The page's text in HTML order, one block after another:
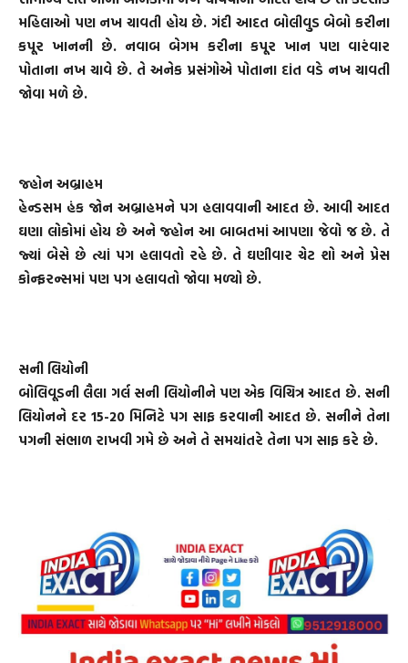
મહિલાઓ પણ નખ ચાવતી હોય છે. ગંદી આદત બોલીવુડ બેબો કરીના
કપૂર ખાનની છે. નવાબ બેગમ કરીના કપૂર ખાન પણ વારંવાર
પોતાના નખ ચાવે છે. તે અનેક પ્રસંગોએ પોતાના દાંત વડે નખ ચાવતી
જોવા મળે છે.
જ્હોન અબ્રાહમ
હેન્ડસમ હંક જોન અબ્રાહમને પગ હલાવવાની આદત છે. આવી આદત
ઘણા લોકોમાં હોય છે અને જ્હોન આ બાબતમાં આપણા જેવો જ છે. તે
જ્યાં બેસે છે ત્યાં પગ હલાવતો રહે છે. તે ઘણીવાર ચેટ શો અને પ્રેસ
કોન્ફરન્સમાં પણ પગ હલાવતો જોવા મળ્યો છે.
સની લિયોની
બોલિવૂડની લૈલા ગર્લ સની લિયોનીને પણ એક વિચિત્ર આદત છે. સની
લિયોનને દર 15-20 મિનિટે પગ સાફ કરવાની આદત છે. સનીને તેના
પગની સંભાળ રાખવી ગમે છે અને તે સમયાંતરે તેના પગ સાફ કરે છે.